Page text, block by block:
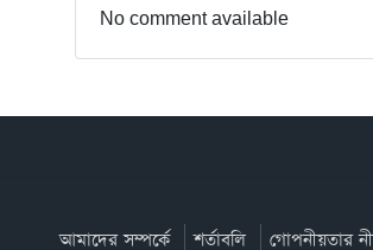
No comment available
আমাদের সম্পর্কে শর্তাবলি গোপনীয়তার